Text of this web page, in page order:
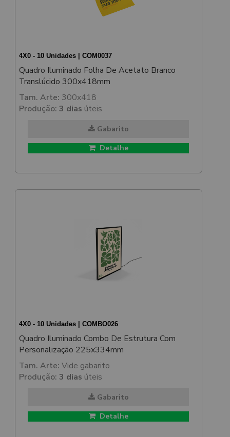
4X0 - 10 Unidades | COM0037
Quadro Iluminado Folha De Acetato Branco
Translúcido 300x418mm
Tam. Arte: 300x418
Produção: 3 dias úteis
Gabarito
Detalhe
4X0 - 10 Unidades | COMBO026
Quadro Iluminado Combo De Estrutura Com
Personalização 225x334mm
Tam. Arte: Vide gabarito
Produção: 3 dias úteis
Gabarito
Detalhe